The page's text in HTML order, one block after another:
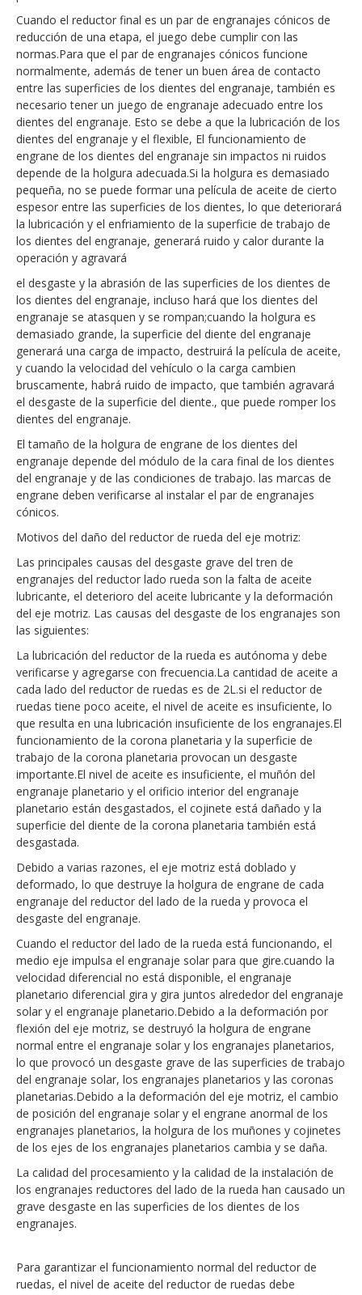
Cuando el reductor final es un par de engranajes cónicos de
reducción de una etapa, el juego debe cumplir con las
normas.Para que el par de engranajes cónicos funcione
normalmente, además de tener un buen área de contacto
entre las superficies de los dientes del engranaje, también es
necesario tener un juego de engranaje adecuado entre los
dientes del engranaje. Esto se debe a que la lubricación de los
dientes del engranaje y el flexible, El funcionamiento de
engrane de los dientes del engranaje sin impactos ni ruidos
depende de la holgura adecuada.Si la holgura es demasiado
pequeña, no se puede formar una película de aceite de cierto
espesor entre las superficies de los dientes, lo que deteriorará
la lubricación y el enfriamiento de la superficie de trabajo de
los dientes del engranaje, generará ruido y calor durante la
operación y agravará
el desgaste y la abrasión de las superficies de los dientes de
los dientes del engranaje, incluso hará que los dientes del
engranaje se atasquen y se rompan;cuando la holgura es
demasiado grande, la superficie del diente del engranaje
generará una carga de impacto, destruirá la película de aceite,
y cuando la velocidad del vehículo o la carga cambien
bruscamente, habrá ruido de impacto, que también agravará
el desgaste de la superficie del diente., que puede romper los
dientes del engranaje.
El tamaño de la holgura de engrane de los dientes del
engranaje depende del módulo de la cara final de los dientes
del engranaje y de las condiciones de trabajo. las marcas de
engrane deben verificarse al instalar el par de engranajes
cónicos.
Motivos del daño del reductor de rueda del eje motriz:
Las principales causas del desgaste grave del tren de
engranajes del reductor lado rueda son la falta de aceite
lubricante, el deterioro del aceite lubricante y la deformación
del eje motriz. Las causas del desgaste de los engranajes son
las siguientes:
La lubricación del reductor de la rueda es autónoma y debe
verificarse y agregarse con frecuencia.La cantidad de aceite a
cada lado del reductor de ruedas es de 2L.si el reductor de
ruedas tiene poco aceite, el nivel de aceite es insuficiente, lo
que resulta en una lubricación insuficiente de los engranajes.El
funcionamiento de la corona planetaria y la superficie de
trabajo de la corona planetaria provocan un desgaste
importante.El nivel de aceite es insuficiente, el muñón del
engranaje planetario y el orificio interior del engranaje
planetario están desgastados, el cojinete está dañado y la
superficie del diente de la corona planetaria también está
desgastada.
Debido a varias razones, el eje motriz está doblado y
deformado, lo que destruye la holgura de engrane de cada
engranaje del reductor del lado de la rueda y provoca el
desgaste del engranaje.
Cuando el reductor del lado de la rueda está funcionando, el
medio eje impulsa el engranaje solar para que gire.cuando la
velocidad diferencial no está disponible, el engranaje
planetario diferencial gira y gira juntos alrededor del engranaje
solar y el engranaje planetario.Debido a la deformación por
flexión del eje motriz, se destruyó la holgura de engrane
normal entre el engranaje solar y los engranajes planetarios,
lo que provocó un desgaste grave de las superficies de trabajo
del engranaje solar, los engranajes planetarios y las coronas
planetarias.Debido a la deformación del eje motriz, el cambio
de posición del engranaje solar y el engrane anormal de los
engranajes planetarios, la holgura de los muñones y cojinetes
de los ejes de los engranajes planetarios cambia y se daña.
La calidad del procesamiento y la calidad de la instalación de
los engranajes reductores del lado de la rueda han causado un
grave desgaste en las superficies de los dientes de los
engranajes.
Para garantizar el funcionamiento normal del reductor de
ruedas, el nivel de aceite del reductor de ruedas debe